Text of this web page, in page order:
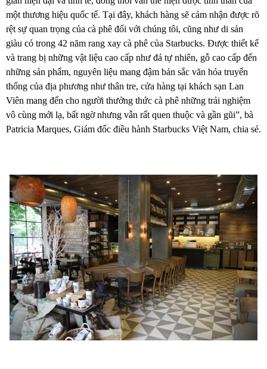
một thương hiệu quốc tế. Tại đây, khách hàng sẽ cảm nhận được rõ
rệt sự quan trọng của cà phê đối với chúng tôi, cũng như di sản
giàu có trong 42 năm rang xay cà phê của Starbucks. Được thiết kế
và trang bị những vật liệu cao cấp như đá tự nhiên, gỗ cao cấp đến
những sản phẩm, nguyên liệu mang đậm bản sắc văn hóa truyển
thống của địa phương như thân tre, cửa hàng tại khách sạn Lan
Viên mang đến cho người thưởng thức cà phê những trải nghiệm
vô cùng mới lạ, bất ngờ nhưng vẫn rất quen thuộc và gần gũi”, bà
Patricia Marques, Giám đốc điều hành Starbucks Việt Nam, chia sẻ.